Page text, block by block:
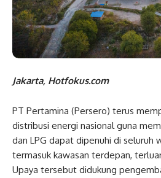
Jakarta, Hotfokus.com
PT Pertamina (Persero) terus
distribusi energi nasional guna
dan LPG dapat dipenuhi di seluruh
termasuk kawasan terdepan,
Upaya tersebut didukung